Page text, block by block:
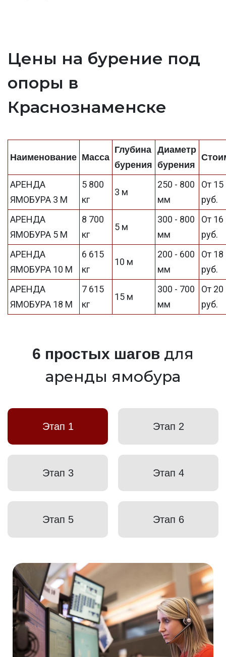
Цены на бурение под
опоры в
Краснознаменске
Наименование Масса
Глубина
бурения
Диаметр
бурения
АРЕНДА
ЯМОБУРА 3 М
5 800
кг
3 м
250 - 800
мм
От 15
руб.
АРЕНДА
ЯМОБУРА 5 М
8 700
кг
5 м
300 - 800
мм
От 16
руб.
АРЕНДА
ЯМОБУРА 10 М
6 615
кг
10 м
200 - 600
мм
От 18
руб.
АРЕНДА
ЯМОБУРА 18 М
7 615
кг
15 м
300 - 700
мм
От 20
руб.
6 простых шагов для
аренды ямобура
Этап 1 Этап 2
Этап 3 Этап 4
Этап 5 Этап 6